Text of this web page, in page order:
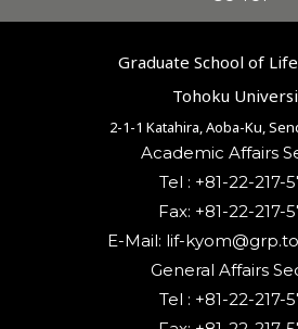
Graduate School of
Tohoku
2-1-1 Katahira, Aoba-Ku,
Academic Affairs
Tel : +81-22-217-
Fax: +81-22-217-
General Affairs
Tel : +81-22-217-